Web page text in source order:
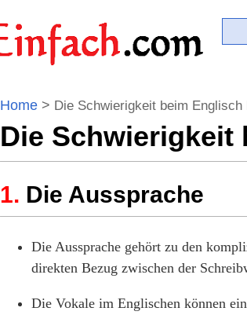
Home > Die Schwierigkeit beim Englisch
Die Schwierigkeit
Die Aussprache
Die Aussprache gehört zu den
direkten Bezug zwischen der
Die Vokale im Englischen können